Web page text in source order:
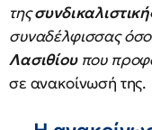
της
συναδέλφισσας όσο
Λασιθίου που
σε ανακοίνωσή της.